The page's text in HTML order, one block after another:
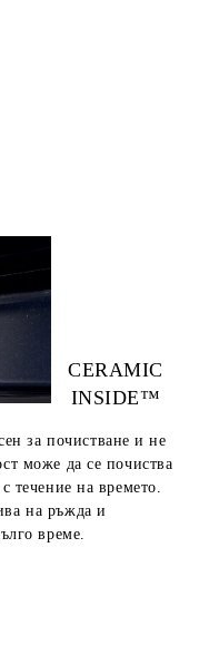
CERAMIC
INSIDE™
за почистване и не
може да се почиства
течение на времето.
на ръжда и
време.